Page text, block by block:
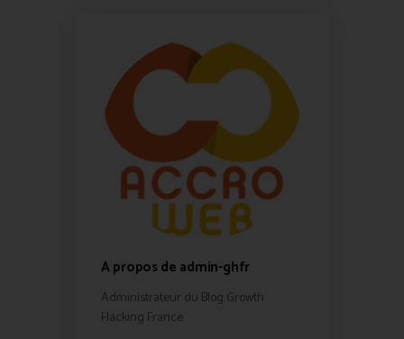
A propos de admin-ghfr
Administrateur du Blog Growth
Hacking France